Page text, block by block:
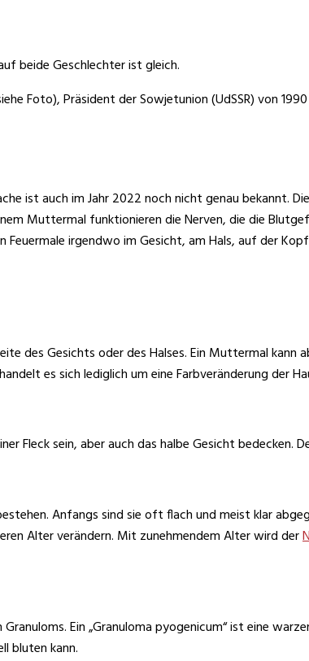
beide Geschlechter ist gleich.
Foto), Präsident der Sowjetunion (UdSSR) von
ist auch im Jahr 2022 noch nicht genau bekannt.
Muttermal funktionieren die Nerven, die die
irgendwo im Gesicht, am Hals, auf der
des Gesichts oder des Halses. Ein Muttermal kann
es sich lediglich um eine Farbveränderung der
Fleck sein, aber auch das halbe Gesicht
Anfangs sind sie oft flach und meist klar
Alter verändern. Mit zunehmendem Alter wird der
Ein „Granuloma pyogenicum“ ist eine
bluten kann.